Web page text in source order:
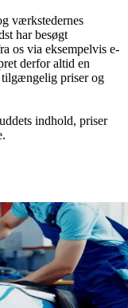
værkstedernes
har besøgt
os via eksempelvis e-
derfor altid en
tilgængelig priser og
indhold, priser